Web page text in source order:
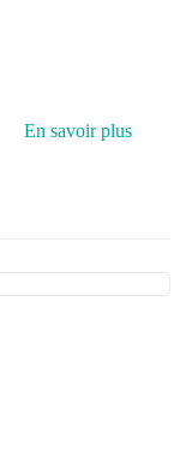
En savoir plus